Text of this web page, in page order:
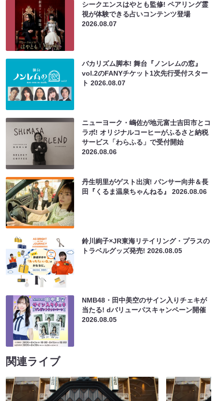
シークエンスはやとも監修! ペアリング霊
視が体験できる占いコンテンツ登場
2026.08.07
バカリズム脚本! 舞台『ノンレムの窓』
vol.2のFANYチケット1次先行受付スター
ト2026.08.07
ニューヨーク・嶋佐が地元富士吉田市とコ
ラボ! オリジナルコーヒーがふるさと納税
サービス「わらふる」で受付開始
2026.08.06
丹生明里がゲスト出演! パンサー向井＆長
田『くるま温泉ちゃんねる』2026.08.06
鈴川絢子×JR東海リテイリング・プラスの
トラベルグッズ発売!2026.08.05
NMB48・田中美空のサイン入りチェキが
当たる! dバリューパスキャンペーン開催
2026.08.05
関連ライブ